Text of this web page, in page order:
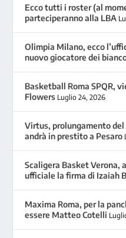
Ecco tutti i roster (al
parteciperanno alla LBA
Olimpia Milano, ecco
nuovo giocatore dei
Basketball Roma SPQR,
Flowers Luglio 24, 2026
Virtus, prolungamento
andrà in prestito a Pesaro
Scaligera Basket Verona,
ufficiale la firma di Izaiah
Maxima Roma, per la
essere Matteo Cotelli